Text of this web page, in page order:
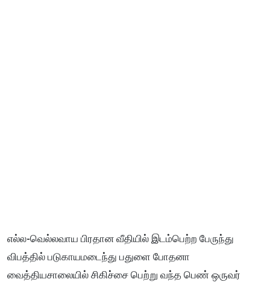
எல்ல-வெல்லவாய பிரதான வீதியில் இடம்பெற்ற பேருந்து
விபத்தில் படுகாயமடைந்து பதுளை போதனா
வைத்தியசாலையில் சிகிச்சை பெற்று வந்த பெண் ஒருவர்